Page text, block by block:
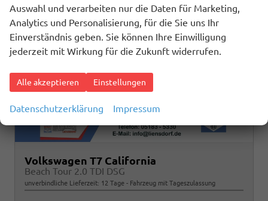
Volkswagen T7 California
Beach Tour 2.0 TDI DSG
unverbindliche Lieferzeit: 12 Tage Fahrzeug mit Tageszulassung
Auswahl und verarbeiten nur die Daten für Marketing,
Analytics und Personalisierung, für die Sie uns Ihr
Einverständnis geben. Sie können Ihre Einwilligung
jederzeit mit Wirkung für die Zukunft widerrufen.
Alle akzeptieren Einstellungen
Datenschutzerklärung Impressum